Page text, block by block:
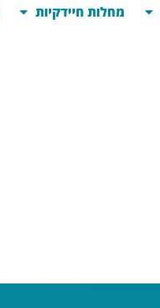
מחלות חיידקיות